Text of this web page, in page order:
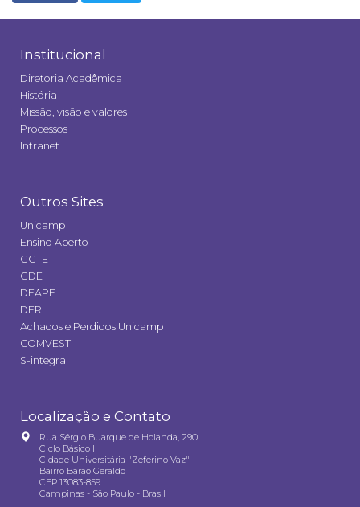
Institucional
Diretoria Acadêmica
História
Missão, visão e valores
Processos
Intranet
Outros Sites
Unicamp
Ensino Aberto
GGTE
GDE
DEAPE
DERI
Achados e Perdidos Unicamp
COMVEST
S-integra
Localização e Contato
Rua Sérgio Buarque de Holanda, 290
Ciclo Básico II
Cidade Universitária "Zeferino Vaz"
Bairro Barão Geraldo
CEP 13083-859
Campinas - São Paulo - Brasil